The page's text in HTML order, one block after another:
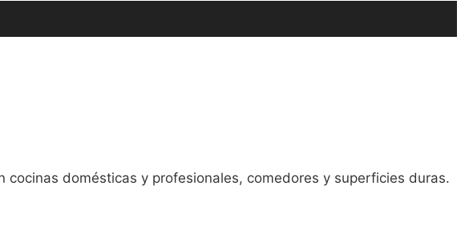
domésticas y profesionales, comedores y superficies duras.